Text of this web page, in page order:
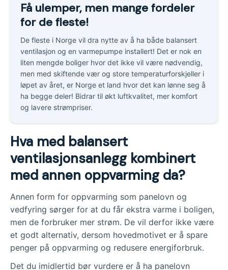
Få ulemper, men mange fordeler
for de fleste!
De fleste i Norge vil dra nytte av å ha både balansert
ventilasjon og en varmepumpe installert! Det er nok en
liten mengde boliger hvor det ikke vil være nødvendig,
men med skiftende vær og store temperaturforskjeller i
løpet av året, er Norge et land hvor det kan lønne seg å
ha begge deler! Bidrar til økt luftkvalitet, mer komfort
og lavere strømpriser.
Hva med balansert
ventilasjonsanlegg kombinert
med annen oppvarming da?
Annen form for oppvarming som panelovn og
vedfyring sørger for at du får ekstra varme i boligen,
men de forbruker mer strøm. De vil derfor ikke være
et godt alternativ, dersom hovedmotivet er å spare
penger på oppvarming og redusere energiforbruk.
Det du imidlertid bør vurdere er å ha panelovn